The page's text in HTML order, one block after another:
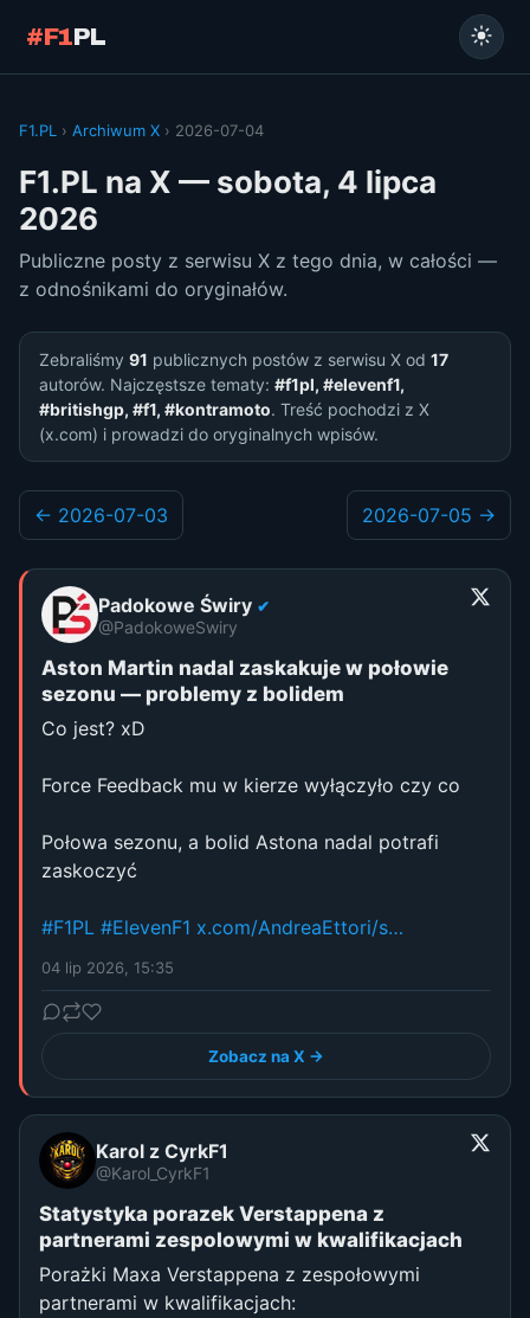
#F1PL
F1.PL › Archiwum X › 2026-07-04
F1.PL na X — sobota, 4 lipca
2026
Publiczne posty z serwisu X z tego dnia, w całości —
z odnośnikami do oryginałów.
Zebraliśmy 91 publicznych postów z serwisu X od 17
autorów. Najczęstsze tematy: #f1pl, #elevenf1,
#britishgp, #f1, #kontramoto. Treść pochodzi z X
(x.com) i prowadzi do oryginalnych wpisów.
← 2026-07-03 2026-07-05 →
Padokowe Świry ✔
@PadokoweSwiry
Aston Martin nadal zaskakuje w połowie
sezonu — problemy z bolidem
Co jest? xD
Force Feedback mu w kierze wyłączyło czy co
Połowa sezonu, a bolid Astona nadal potrafi
zaskoczyć
#F1PL #ElevenF1 x.com/AndreaEttori/s…
04 lip 2026, 15:35
Zobacz na X →
Karol z CyrkF1
@Karol_CyrkF1
Statystyka porazek Verstappena z
partnerami zespolowymi w kwalifikacjach
Porażki Maxa Verstappena z zespołowymi
partnerami w kwalifikacjach: